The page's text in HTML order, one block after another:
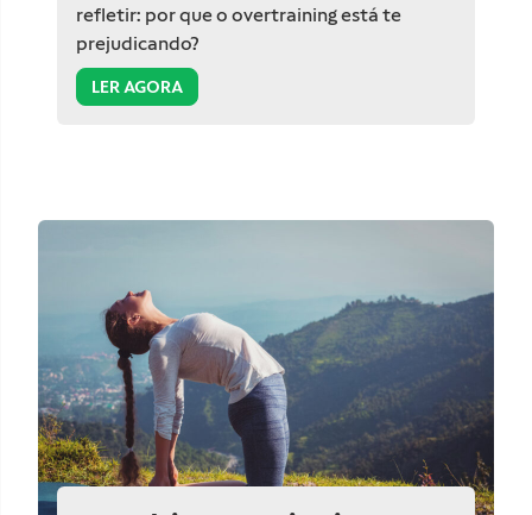
refletir: por que o overtraining está te
prejudicando?
LER AGORA